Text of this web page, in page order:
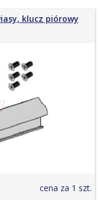
klucz piórowy
cena za 1 szt.